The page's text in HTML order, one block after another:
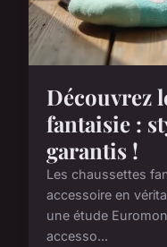
Découvrez
fantaisie :
garantis !
Les chaussettes
accessoire en
une étude
accesso...